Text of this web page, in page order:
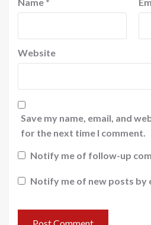
Website
Save my name, email, and
for the next time I comment.
Notify me of follow-up
Notify me of new posts by